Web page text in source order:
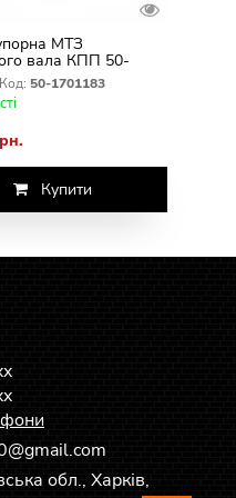
МТЗ
вала КПП 50-
Код: 50-1701183
Купити
@gmail.com
обл., Харків,